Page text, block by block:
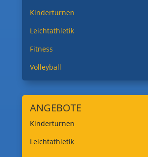
Kinderturnen
Leichtathletik
Fitness
Volleyball
ANGEBOTE
Kinderturnen
Leichtathletik